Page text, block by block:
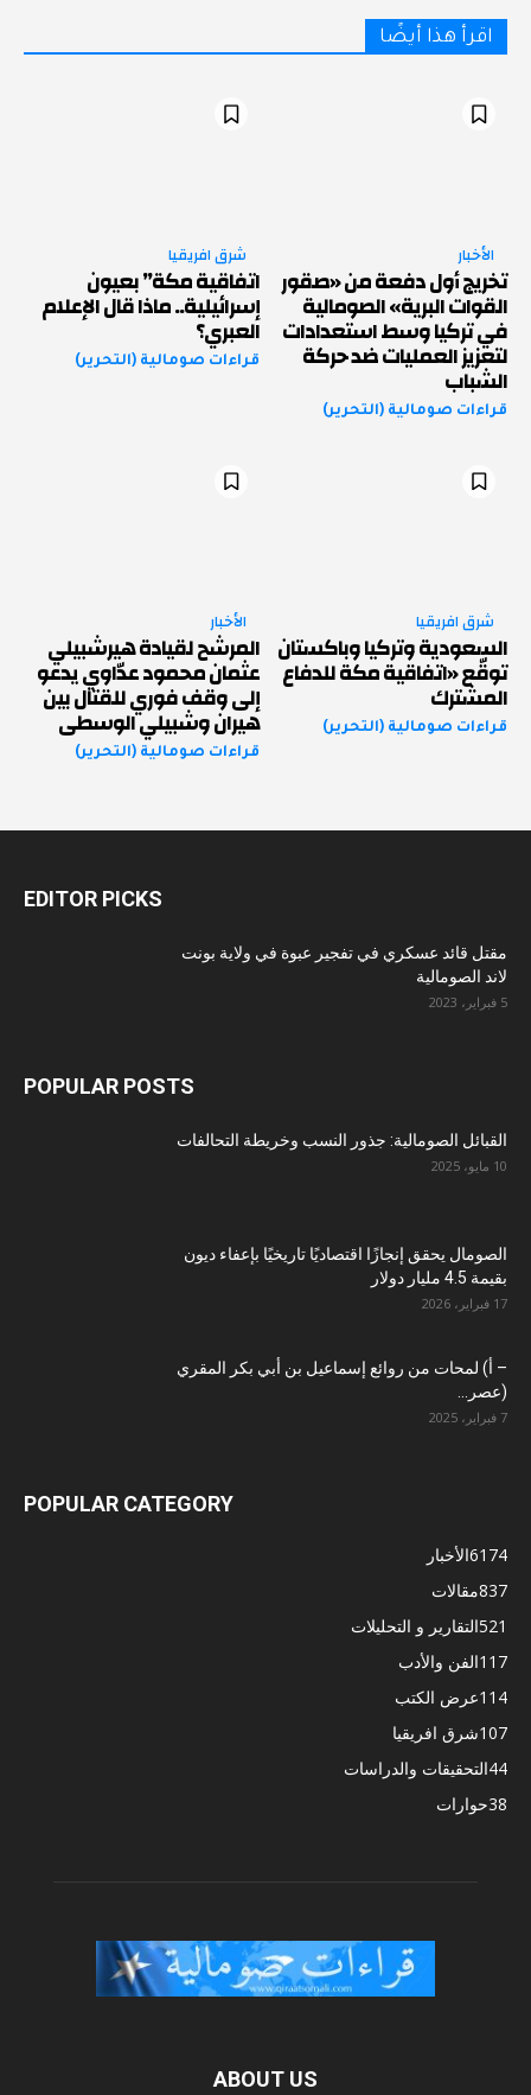
اقرأ هذا أيضًا
الأخبار
تخريج أول دفعة من «صقور
القوات البرية» الصومالية
في تركيا وسط استعدادات
لتعزيز العمليات ضد حركة
الشباب
قراءات صومالية (التحرير)
شرق افريقيا
اتفاقية مكة” بعيون
إسرائيلية.. ماذا قال الإعلام
العبري؟
قراءات صومالية (التحرير)
شرق افريقيا
السعودية وتركيا وباكستان
توقّع «اتفاقية مكة للدفاع
المشترك
قراءات صومالية (التحرير)
الأخبار
المرشح لقيادة هيرشبيلي
عثمان محمود عدّاوي يدعو
إلى وقف فوري للقتال بين
هيران وشبيلي الوسطى
قراءات صومالية (التحرير)
EDITOR PICKS
مقتل قائد عسكري في تفجير عبوة في ولاية بونت
لاند الصومالية
5 فبراير، 2023
POPULAR POSTS
القبائل الصومالية: جذور النسب وخريطة التحالفات
10 مايو، 2025
الصومال يحقق إنجازًا اقتصاديًا تاريخيًا بإعفاء ديون
بقيمة 4.5 مليار دولار
17 فبراير، 2026
– أ) لمحات من روائع إسماعيل بن أبي بكر المقري
(عصر...
7 فبراير، 2025
POPULAR CATEGORY
الأخبار6174
مقالات837
التقارير و التحليلات521
الفن والأدب117
عرض الكتب114
شرق افريقيا107
التحقيقات والدراسات44
حوارات38
ABOUT US